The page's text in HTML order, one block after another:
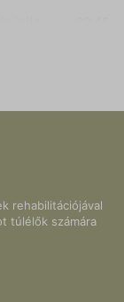
rehabilitációjával
túlélők számára